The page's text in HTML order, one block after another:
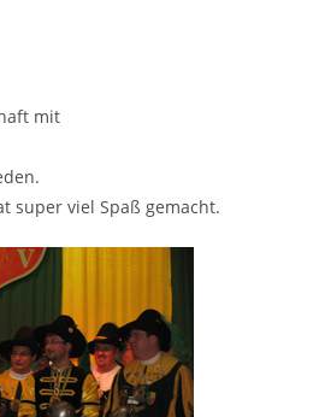
mit
super viel Spaß gemacht.